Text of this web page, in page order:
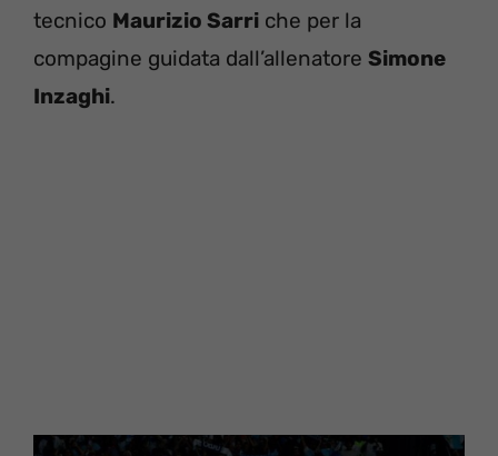
tecnico Maurizio Sarri che per la
compagine guidata dall’allenatore Simone
Inzaghi.